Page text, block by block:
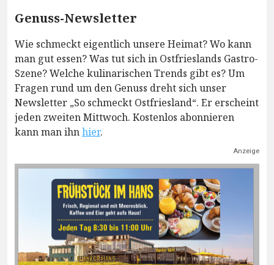
Genuss-Newsletter
Wie schmeckt eigentlich unsere Heimat? Wo kann
man gut essen? Was tut sich in Ostfrieslands Gastro-
Szene? Welche kulinarischen Trends gibt es? Um
Fragen rund um den Genuss dreht sich unser
Newsletter „So schmeckt Ostfriesland“. Er erscheint
jeden zweiten Mittwoch. Kostenlos abonnieren
kann man ihnhier.
Anzeige